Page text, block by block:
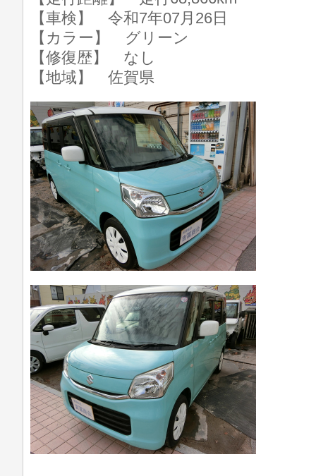
【車検】 令和7年07月26日
【カラー】 グリーン
【修復歴】 なし
【地域】 佐賀県